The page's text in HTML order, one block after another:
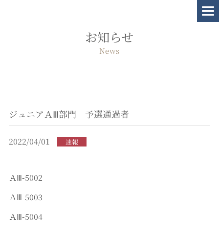
お知らせ
News
ジュニアＡⅢ部門 予選通過者
2022/04/01 速報
ＡⅢ-5002
ＡⅢ-5003
ＡⅢ-5004